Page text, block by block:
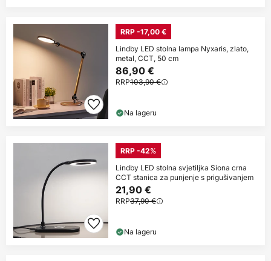
RRP -17,00 €
Lindby LED stolna lampa Nyxaris, zlato,
metal, CCT, 50 cm
86,90 €
RRP103,90 €
Na lageru
RRP -42%
Lindby LED stolna svjetiljka Siona crna
CCT stanica za punjenje s prigušivanjem
21,90 €
RRP37,90 €
Na lageru